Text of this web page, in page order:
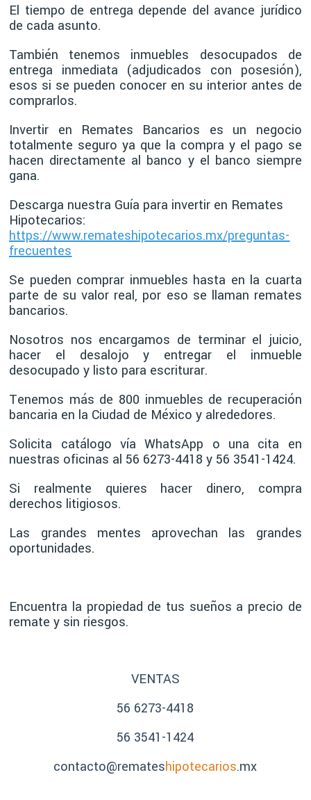
El tiempo de entrega depende del avance jurídico
de cada asunto.
También tenemos inmuebles desocupados de
entrega inmediata (adjudicados con posesión),
esos si se pueden conocer en su interior antes de
comprarlos.
Invertir en Remates Bancarios es un negocio
totalmente seguro ya que la compra y el pago se
hacen directamente al banco y el banco siempre
gana.
Descarga nuestra Guía para invertir en Remates
Hipotecarios:
https://www.remateshipotecarios.mx/preguntas-
frecuentes
Se pueden comprar inmuebles hasta en la cuarta
parte de su valor real, por eso se llaman remates
bancarios.
Nosotros nos encargamos de terminar el juicio,
hacer el desalojo y entregar el inmueble
desocupado y listo para escriturar.
Tenemos más de 800 inmuebles de recuperación
bancaria en la Ciudad de México y alrededores.
Solicita catálogo vía WhatsApp o una cita en
nuestras oficinas al 56 6273-4418 y 56 3541-1424.
Si realmente quieres hacer dinero, compra
derechos litigiosos.
Las grandes mentes aprovechan las grandes
oportunidades.
Encuentra la propiedad de tus sueños a precio de
remate y sin riesgos.
VENTAS
56 6273-4418
56 3541-1424
contacto@remateshipotecarios.mx